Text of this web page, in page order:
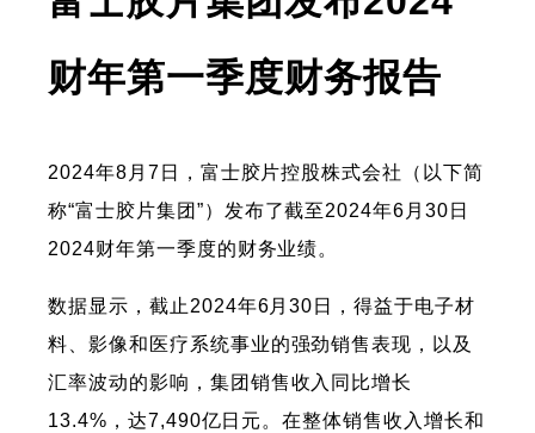
财年第一季度财务报告
2024年8月7日，富士胶片控股株式会社（以下简
称“富士胶片集团”）发布了截至2024年6月30日
2024财年第一季度的财务业绩。
数据显示，截止2024年6月30日，得益于电子材
料、影像和医疗系统事业的强劲销售表现，以及
汇率波动的影响，集团销售收入同比增长
13.4%，达7,490亿日元。在整体销售收入增长和